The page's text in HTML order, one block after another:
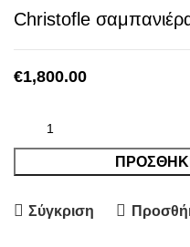
Christofle
€1,800.00
Σύγκριση